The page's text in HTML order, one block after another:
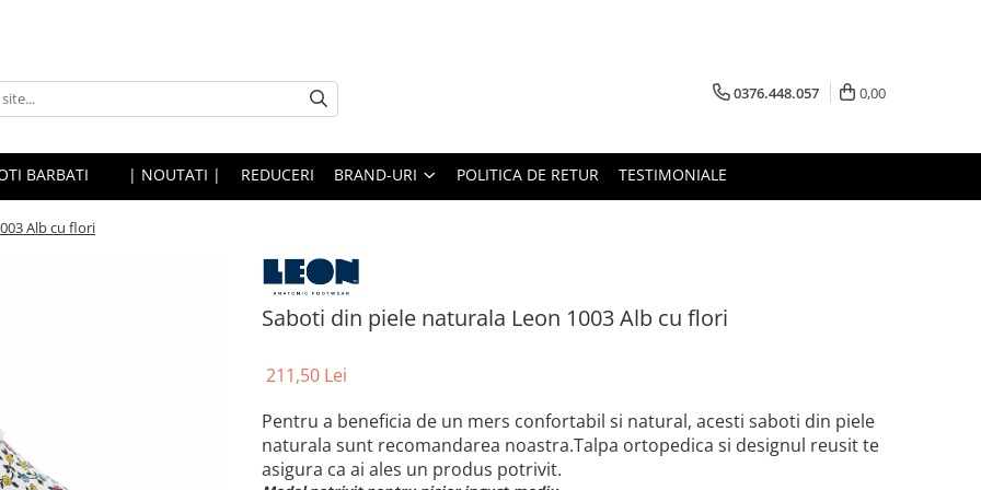
0376.448.057 0,00
BARBATI | NOUTATI | REDUCERI BRAND-URI POLITICA DE RETUR TESTIMONIALE
Alb cu flori
Saboti din piele naturala Leon 1003 Alb cu flori
211,50 Lei
Pentru a beneficia de un mers confortabil si natural, acesti saboti din piele
naturala sunt recomandarea noastra.Talpa ortopedica si designul reusit te
asigura ca ai ales un produs potrivit.